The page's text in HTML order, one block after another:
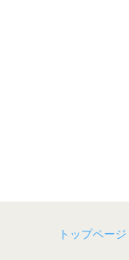
トップページ